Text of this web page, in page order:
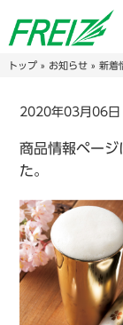
トップ» お知らせ» 新着
2020年03月06日
商品情報ページ
た。